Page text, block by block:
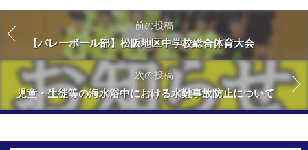
前の投稿
【バレーボール部】松阪地区中学校総合体育大会
次の投稿
児童・生徒等の海水浴中における水難事故防止について